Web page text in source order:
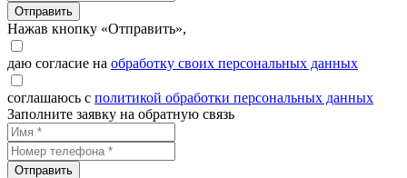
Отправить
Нажав кнопку «Отправить»,
даю согласие на обработку своих персональных данных
соглашаюсь с политикой обработки персональных данных
Заполните заявку на обратную связь
Отправить